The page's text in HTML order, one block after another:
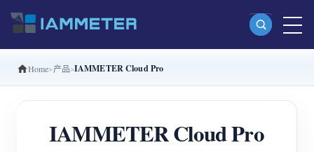
分相 Wi-Fi 电能表 (WEM2067)
Home 产品 IAMMETER Cloud Pro
IAMMETER Cloud Pro